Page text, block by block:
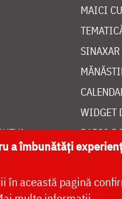
MAICI
WIDGET
RADIO
a îmbunătăți
în această pagină